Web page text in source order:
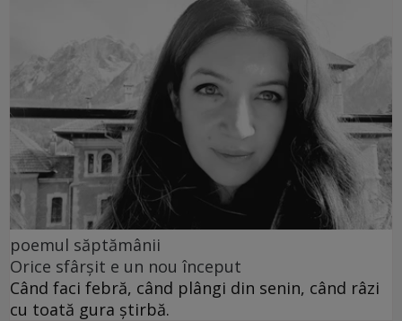
poemul săptămânii
Orice sfârșit e un nou început
Când faci febră, când plângi din senin, când râzi
cu toată gura știrbă.